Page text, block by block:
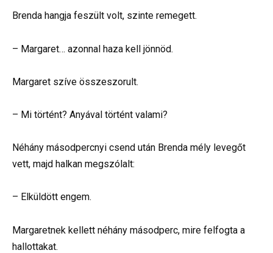
Brenda hangja feszült volt, szinte remegett.
– Margaret… azonnal haza kell jönnöd.
Margaret szíve összeszorult.
– Mi történt? Anyával történt valami?
Néhány másodpercnyi csend után Brenda mély levegőt
vett, majd halkan megszólalt:
– Elküldött engem.
Margaretnek kellett néhány másodperc, mire felfogta a
hallottakat.